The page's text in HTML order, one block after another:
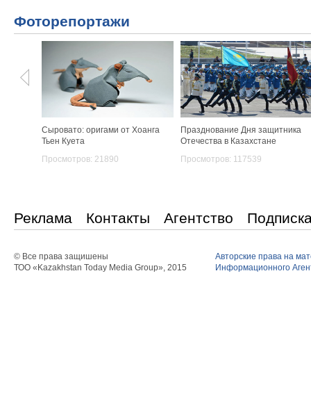
Фоторепортажи
Сыровато: оригами от Хоанга
Тьен Куета
Просмотров: 21890
Празднование Дня защитника
Отечества в Казахстане
Просмотров: 117539
Реклама Контакты Агентство
© Все права защишены
ТОО «Kazakhstan Today Media Group», 2015
Авторские права на
Информационного